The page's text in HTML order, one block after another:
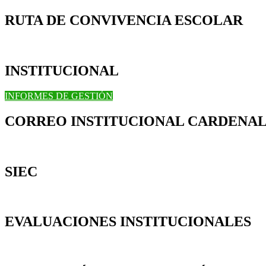
RUTA DE CONVIVENCIA ESCOLAR
INSTITUCIONAL
INFORMES DE GESTIÓN
CORREO INSTITUCIONAL
SIEC
EVALUACIONES INSTITUCIONALES